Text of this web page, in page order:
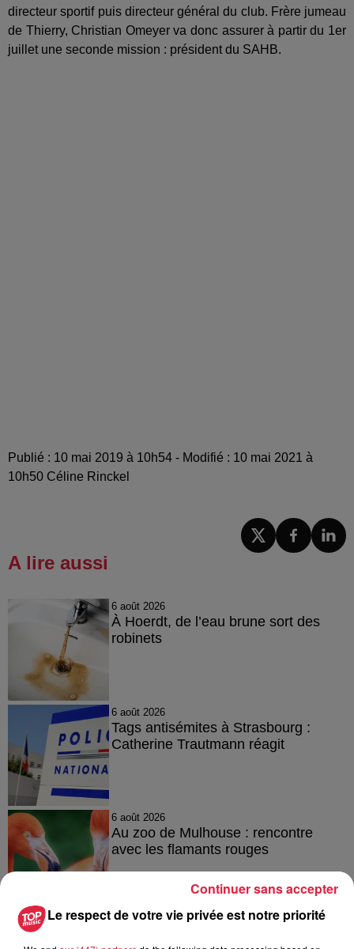
directeur sportif puis directeur général du club. Frère jumeau
de Thierry, Christian Omeyer va donc assurer à partir du 1er
juillet une seconde mission : président du SAHB.
Publié : 10 mai 2019 à 10h54 - Modifié : 10 mai 2021 à
10h50 Céline Rinckel
A lire aussi
6 août 2026
À Hoerdt, de l’eau brune sort des
robinets
6 août 2026
Tags antisémites à Strasbourg :
Catherine Trautmann réagit
6 août 2026
Au zoo de Mulhouse : rencontre
avec les flamants rouges
Le respect de votre vie privée est notre priorité
Continuer sans accepter